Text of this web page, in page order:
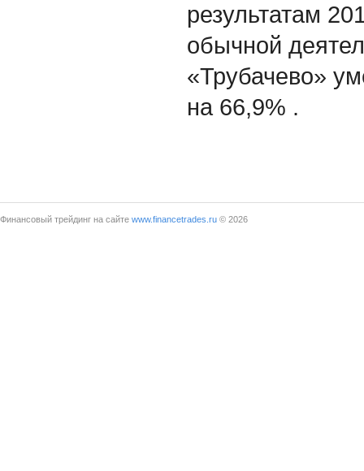
результатам
обычной
«Трубачево»
на 66,9% .
Финансовый трейдинг на сайте www.financetrades.ru © 2026